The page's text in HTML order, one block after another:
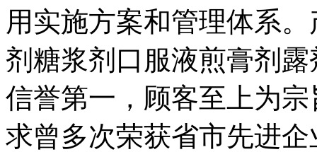
用实施方案和管理体系
剂糖浆剂口服液煎膏剂
信誉第一，顾客至上为
求曾多次荣获省市先进